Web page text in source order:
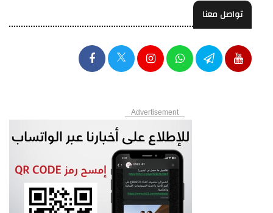
تواصل معنا
Advertisement